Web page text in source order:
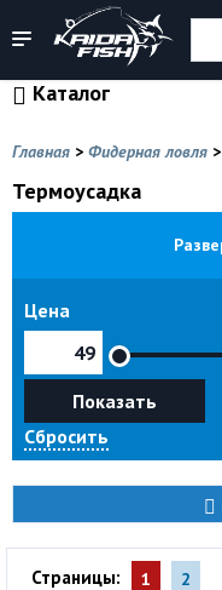
Каталог
Главная > Фидерная ловля >
Термоусадка
Цена
Показать
Сбросить
Страницы: 1 2